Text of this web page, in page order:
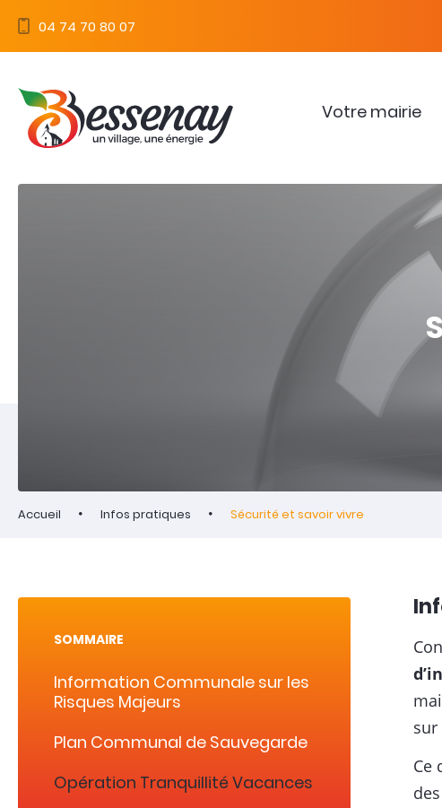
04 74 70 80 07
Votre mairie
Accueil Infos pratiques Sécurité et savoir vivre
Ce
SOMMAIRE
Information Communale sur les
Risques Majeurs
Plan Communal de Sauvegarde
Opération Tranquillité Vacances
Panneau de gestion des cookies